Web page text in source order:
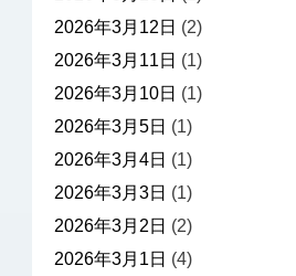
2026年3月12日 (2)
2026年3月11日 (1)
2026年3月10日 (1)
2026年3月5日 (1)
2026年3月4日 (1)
2026年3月3日 (1)
2026年3月2日 (2)
2026年3月1日 (4)